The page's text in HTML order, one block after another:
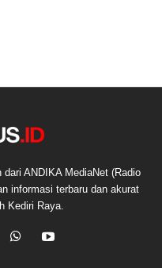
ANDIKA MediaNet (Radio
informasi terbaru dan akurat
Kediri Raya.